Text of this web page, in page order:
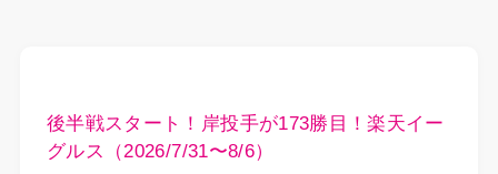
後半戦スタート！岸投手が173勝目！楽天イー
グルス（2026/7/31〜8/6）